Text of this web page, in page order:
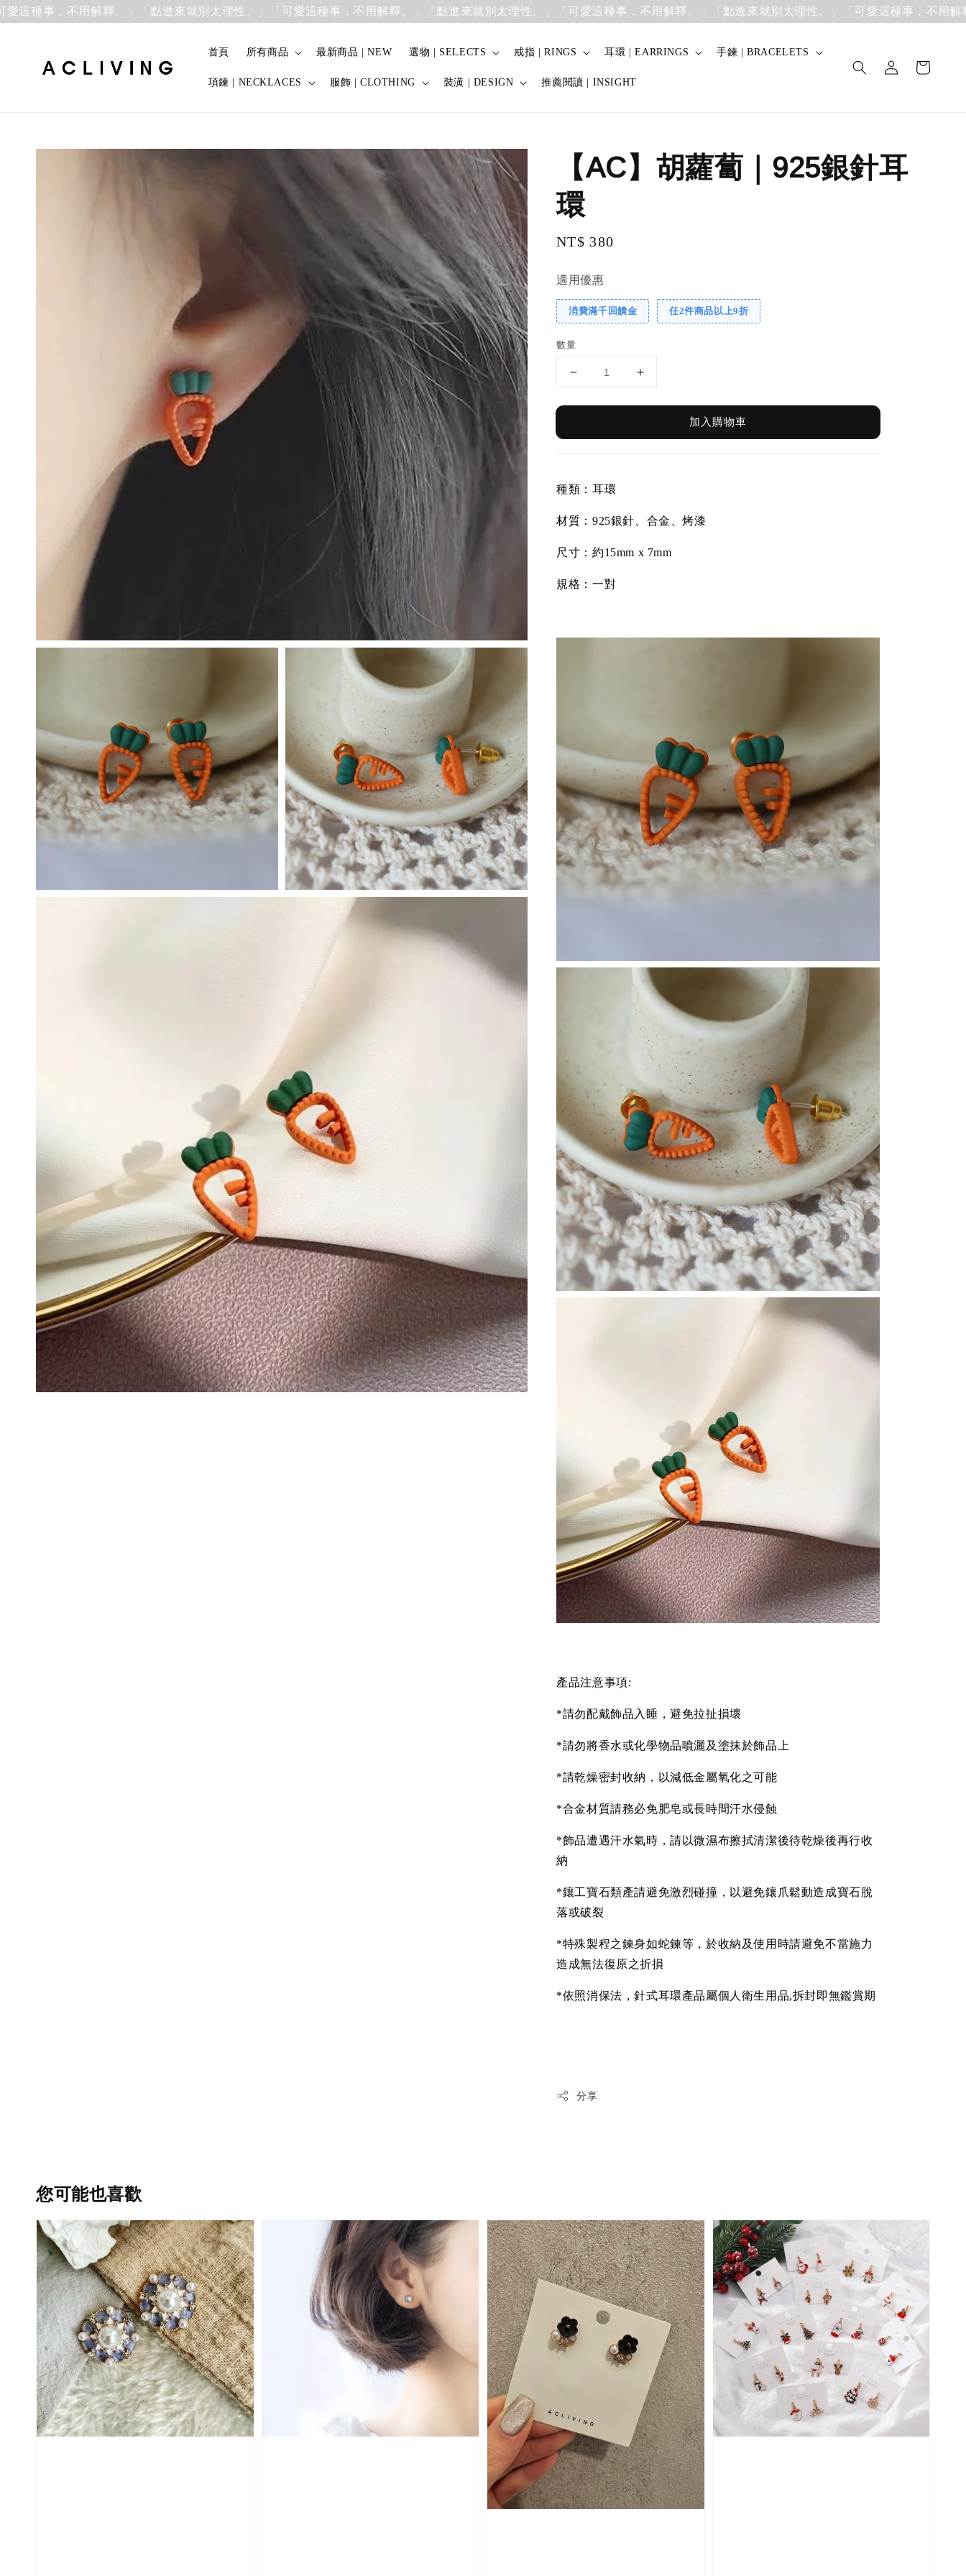
，不用解釋。」「點進來就別太理性。」「可愛這種事，不用解釋。」「點進來就別太理性。」「可愛這種事，不用解釋。」「點進來就別太理性。」「可愛這種事，不用解釋。」
首頁 所有商品 最新商品 | NEW 選物 | SELECTS 戒指 | RINGS 耳環 | EARRINGS 手鍊 | BRACELETS
項鍊 | NECKLACES 服飾 | CLOTHING 裝潢 | DESIGN 推薦閱讀 | INSIGHT
【AC】胡蘿蔔｜925銀針耳
環
Regular
NT$ 380
適用優惠
消費滿千回饋金 任2件商品以上9折
數量
加入購物車
種類：耳環
材質： 925銀針、合金、烤漆
尺寸：約15mm x 7mm
規格：一對
產品注意事項:
*請勿配戴飾品入睡，避免拉扯損壞
*請勿將香水或化學物品噴灑及塗抹於飾品上
*請乾燥密封收納，以減低金屬氧化之可能
*合金材質請務必免肥皂或長時間汗水侵蝕
*飾品遭遇汗水氣時，請以微濕布擦拭清潔後待乾燥後再行收
納
*鑲工寶石類產請避免激烈碰撞，以避免鑲爪鬆動造成寶石脫
落或破裂
*特殊製程之鍊身如蛇鍊等，於收納及使用時請避免不當施力
造成無法復原之折損
*依照消保法，針式耳環產品屬個人衛生用品,拆封即無鑑賞期
分享
您可能也喜歡